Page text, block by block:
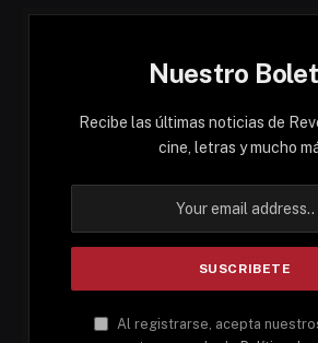
Nuestro
Recibe las últimas noticias de
cine, letras y mucho
Al registrarse, acepta